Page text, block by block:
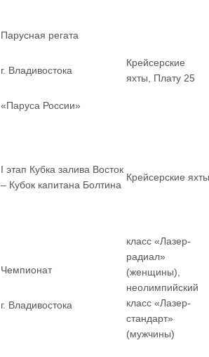
Парусная регата
г. Владивостока
«Паруса России»
Крейсерские
яхты, Плату 25
I этап Кубка залива Восток
– Кубок капитана Болтина
Крейсерские яхты
Чемпионат
г. Владивостока
класс «Лазер-
радиал»
(женщины),
неолимпийский
класс «Лазер-
стандарт»
(мужчины)